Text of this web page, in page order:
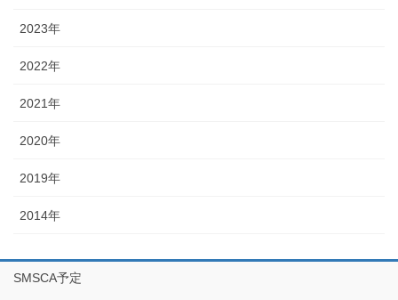
2023年
2022年
2021年
2020年
2019年
2014年
SMSCA予定